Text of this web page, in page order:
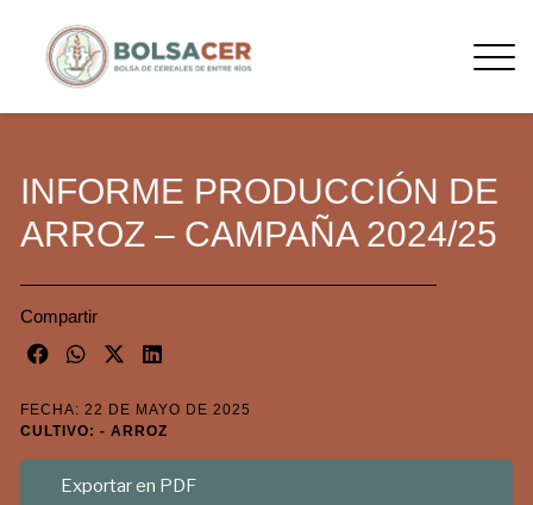
INFORME PRODUCCIÓN DE
ARROZ – CAMPAÑA 2024/25
Compartir
FECHA: 22 DE MAYO DE 2025
CULTIVO: - ARROZ
Exportar en PDF